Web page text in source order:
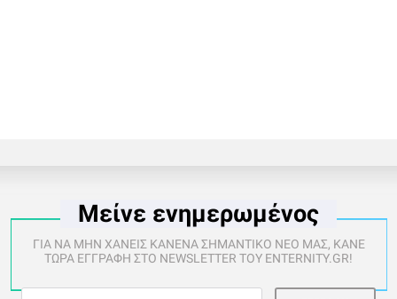
Μείνε ενημερωμένος
ΓΙΑ ΝΑ ΜΗΝ ΧΑΝΕΙΣ ΚΑΝΕΝΑ ΣΗΜΑΝΤΙΚΟ ΝΕΟ ΜΑΣ, ΚΑΝΕ
ΤΩΡΑ ΕΓΓΡΑΦΗ ΣΤΟ NEWSLETTER ΤΟΥ ENTERNITY.GR!